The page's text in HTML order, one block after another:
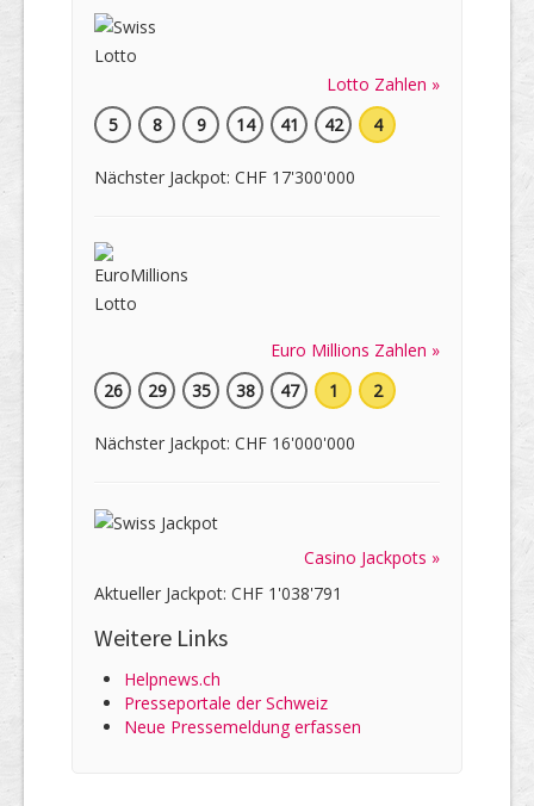
Lotto Zahlen »
5
8 9 14 41 42 4
Nächster Jackpot: CHF 17'300'000
Euro Millions Zahlen »
26
29 35 38 47 1 2
Nächster Jackpot: CHF 16'000'000
Casino Jackpots »
Aktueller Jackpot: CHF 1'038'791
Weitere Links
Helpnews.ch
Presseportale der Schweiz
Neue Pressemeldung erfassen